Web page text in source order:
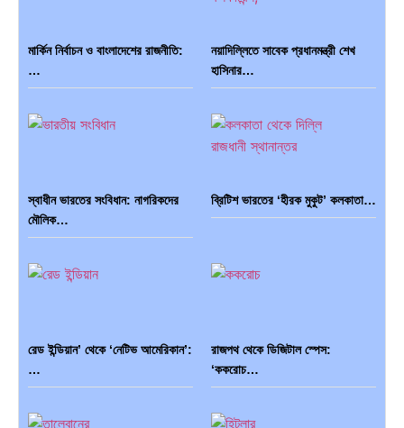
মার্কিন নির্বাচন ও বাংলাদেশের রাজনীতি:
…
নয়াদিল্লিতে সাবেক প্রধানমন্ত্রী শেখ
হাসিনার…
স্বাধীন ভারতের সংবিধান: নাগরিকদের
মৌলিক…
ব্রিটিশ ভারতের ‘হীরক মুকুট’ কলকাতা…
রেড ইন্ডিয়ান’ থেকে ‘নেটিভ আমেরিকান’:
…
রাজপথ থেকে ডিজিটাল স্পেস:
‘ককরোচ…